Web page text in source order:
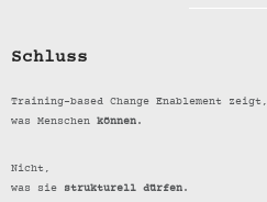
Schluss
Training-based Change Enablement zeigt,
was Menschen können.
Nicht,
was sie strukturell dürfen.